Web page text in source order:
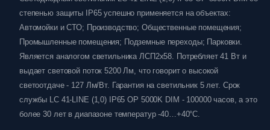
степенью защиты IP65 успешно применяется на объектах:
Автомойки и СТО; Производство; Общественные помещения;
Промышленные помещения; Подземные переходы; Парковки.
Является аналогом светильника ЛСП2х58. Потребляет 41 Вт и
выдает световой поток 5200 Лм, что говорит о высокой
светоотдаче - 127 Лм/Вт. Гарантия на светильник 5 лет. Срок
службы LC 41-LINE (1,0) IP65 OP 5000K DIM - 100000 часов, а это
более 30 лет в диапазоне температур -40…+40°C.